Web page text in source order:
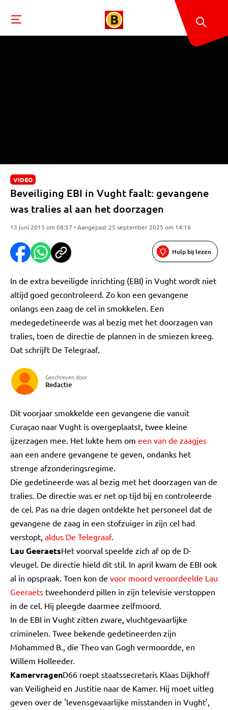
VIDEO
Beveiliging EBI in Vught faalt: gevangene
was tralies al aan het doorzagen
13 juni 2015 om 08:57 • Aangepast 25 september 2025 om 14:16
Hulp bij lezen
In de extra beveiligde inrichting (EBI) in Vught wordt niet
altijd goed gecontroleerd. Zo kon een gevangene
onlangs een zaag de cel in smokkelen. Een
medegedetineerde was al bezig met het doorzagen van
tralies, toen de directie de plannen in de smiezen kreeg.
Dat schrijft De Telegraaf.
Geschreven door
Redactie
Dit voorjaar smokkelde een gevangene die vanuit
Curaçao naar Vught is overgeplaatst, twee kleine
ijzerzagen mee. Het lukte hem om een van de zaagjes
aan een andere gevangene te geven, ondanks het
strenge afzonderingsregime.
Die gedetineerde was al bezig met het doorzagen van de
tralies. De directie was er net op tijd bij en controleerde
de cel. Pas na drie dagen ontdekte het personeel dat de
gevangene de zaag in een stofzuiger in zijn cel had
verstopt, aldus De Telegraaf.
Lau GeeraetsHet voorval speelde zich af op de D-
vleugel. De directie hield dit stil. In april kwam de EBI ook
al in opspraak. Toen kon de voor moord veroordeelde Lau
Geeraets tweehonderd pillen in zijn televisie verstoppen
in de cel. Hij pleegde daarmee zelfmoord.
In de EBI in Vught zitten zware, vluchtgevaarlijke
criminelen. Twee bekende gedetineerden zijn
Mohammed B., die Theo van Gogh vermoordde, en
Willem Holleeder.
KamervragenD66 roept staatssecretaris Klaas Dijkhoff
van Veiligheid en Justitie naar de Kamer. Hij moet uitleg
geven over de 'levensgevaarlijke misstanden in Vught',